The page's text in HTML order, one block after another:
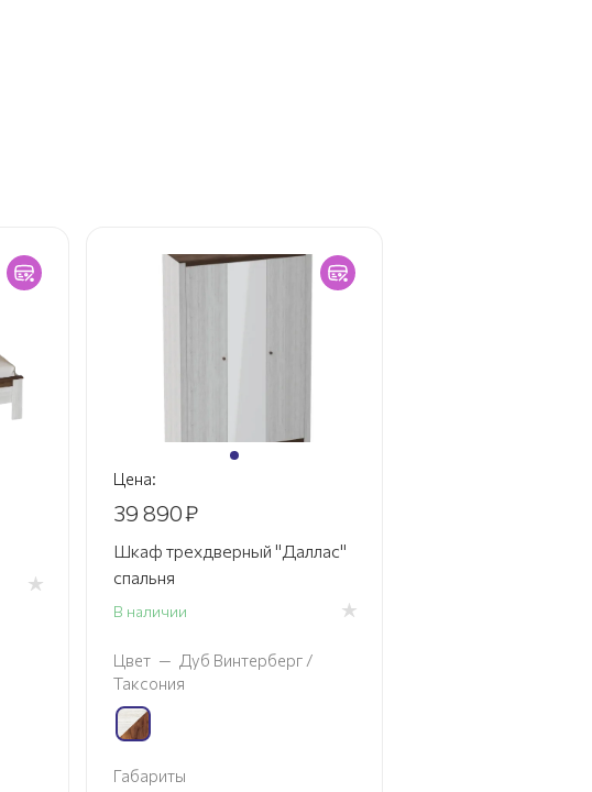
Цена:
39 890₽
Шкаф трехдверный "Даллас"
спальня
В наличии
Цвет — Дуб Винтерберг /
Таксония
Габариты